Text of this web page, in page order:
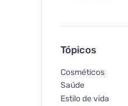
Tópicos
Cosméticos
Saúde
Estilo de vida